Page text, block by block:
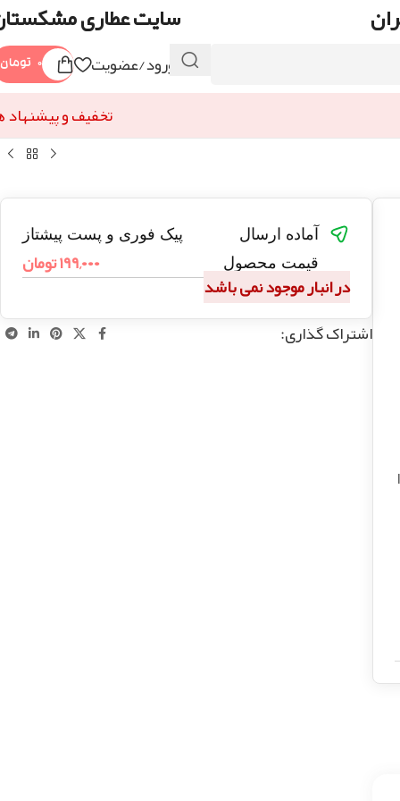
سایت عطاری
ورود/عضویت ۰ تومان
تخفیف و پیشنهاد
آماده ارسال
پیک فوری و پست پیشتاز
قیمت محصول
۱۹۹,۰۰۰تومان
در انبار موجود نمی باشد
اشتراک گذاری: